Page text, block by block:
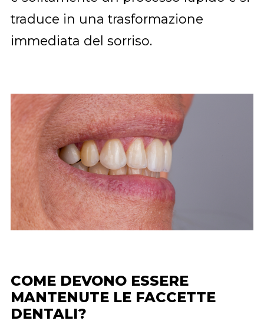
traduce in una trasformazione
immediata del sorriso.
COME DEVONO ESSERE
MANTENUTE LE FACCETTE
DENTALI?